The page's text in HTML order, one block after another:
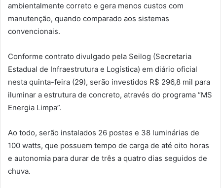
ambientalmente correto e gera menos custos com
manutenção, quando comparado aos sistemas
convencionais.
Conforme contrato divulgado pela Seilog (Secretaria
Estadual de Infraestrutura e Logística) em diário oficial
nesta quinta-feira (29), serão investidos R$ 296,8 mil para
iluminar a estrutura de concreto, através do programa “MS
Energia Limpa”.
Ao todo, serão instalados 26 postes e 38 luminárias de
100 watts, que possuem tempo de carga de até oito horas
e autonomia para durar de três a quatro dias seguidos de
chuva.